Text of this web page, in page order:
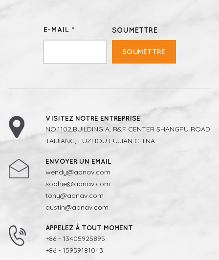
E-MAIL * SOUMETTRE
SOUMETTRE
VISITEZ NOTRE ENTREPRISE
NO.1102,BUILDING A, R&F CENTER SHANGPU ROAD
TAIJIANG, FUZHOU FUJIAN CHINA.
ENVOYER UN EMAIL
wendy@aonav.com
sophie@aonav.com
tony@aonav.com
austin@aonav.com
APPELEZ À TOUT MOMENT
+86 - 13405925895
+86 - 15959181043